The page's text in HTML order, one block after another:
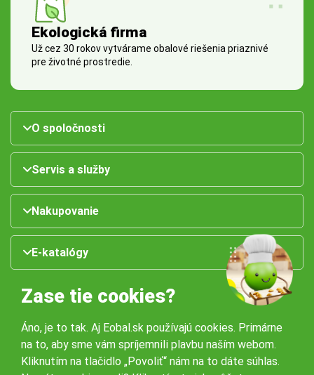
Ekologická firma
Už cez 30 rokov vytvárame obalové riešenia priaznivé
pre životné prostredie.
O spoločnosti
Servis a služby
Nakupovanie
E-katalógy
Zase tie cookies?
Áno, je to tak. Aj Eobal.sk používajú cookies. Primárne
na to, aby sme vám spríjemnili plavbu naším webom.
Kliknutím na tlačidlo „Povoliť“ nám na to dáte súhlas.